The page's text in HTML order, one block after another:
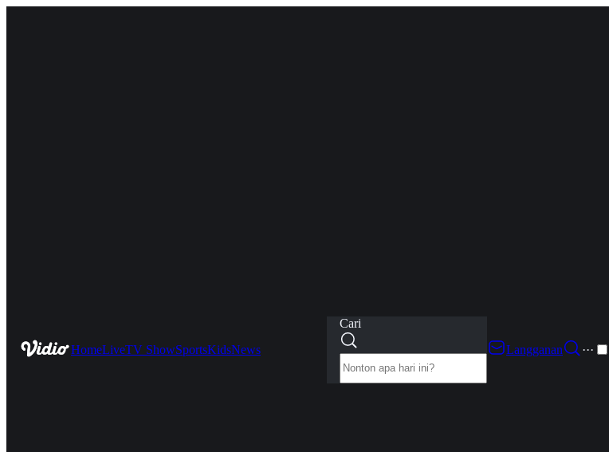
HomeLiveTV ShowSportsKidsNews
Cari
Langganan
···